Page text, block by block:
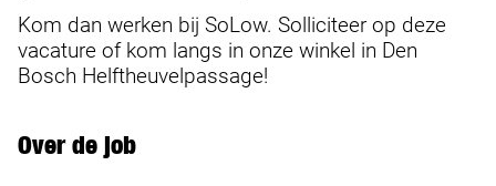
Kom dan werken bij SoLow. Solliciteer op deze
vacature of kom langs in onze winkel in Den
Bosch Helftheuvelpassage!
Over de job